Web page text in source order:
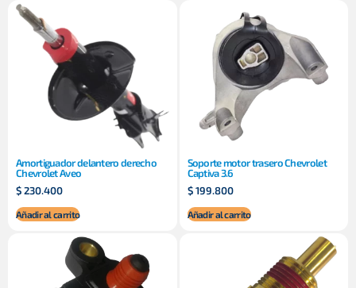
Amortiguador delantero derecho
Chevrolet Aveo
$230.400
Añadir al carrito
Soporte motor trasero Chevrolet
Captiva 3.6
$199.800
Añadir al carrito